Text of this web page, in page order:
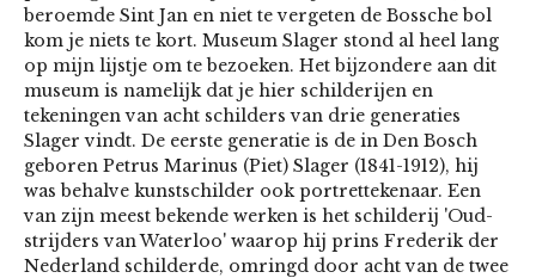
beroemde Sint Jan en niet te vergeten de Bossche bol
kom je niets te kort. Museum Slager stond al heel lang
op mijn lijstje om te bezoeken. Het bijzondere aan dit
museum is namelijk dat je hier schilderijen en
tekeningen van acht schilders van drie generaties
Slager vindt. De eerste generatie is de in Den Bosch
geboren Petrus Marinus (Piet) Slager (1841-1912), hij
was behalve kunstschilder ook portrettekenaar. Een
van zijn meest bekende werken is het schilderij 'Oud-
strijders van Waterloo' waarop hij prins Frederik der
Nederland schilderde, omringd door acht van de twee